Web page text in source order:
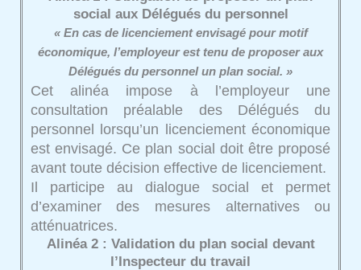
social aux Délégués du personnel
« En cas de licenciement envisagé pour motif
économique, l’employeur est tenu de proposer aux
Délégués du personnel un plan social. »
Cet alinéa impose à l’employeur une
consultation préalable des Délégués du
personnel lorsqu’un licenciement économique
est envisagé. Ce plan social doit être proposé
avant toute décision effective de licenciement.
Il participe au dialogue social et permet
d’examiner des mesures alternatives ou
atténuatrices.
Alinéa 2 : Validation du plan social devant
l’Inspecteur du travail